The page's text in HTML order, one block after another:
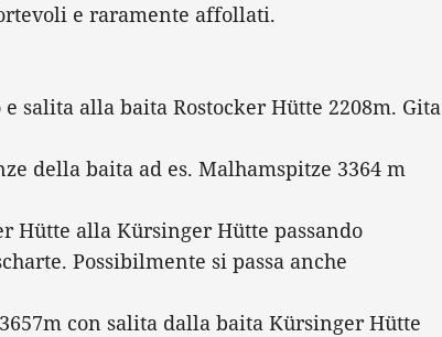
e raramente affollati.
salita alla baita Rostocker Hütte 2208m. Gita
della baita ad es. Malhamspitze 3364 m
Hütte alla Kürsinger Hütte passando
Possibilmente si passa anche
con salita dalla baita Kürsinger Hütte